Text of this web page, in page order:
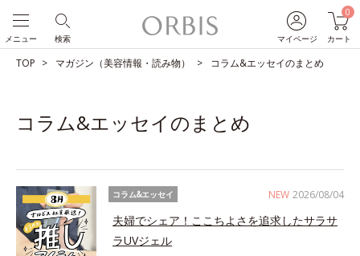
マイページ
0
カート
検索
メニュー
TOP マガジン（美容情報・読み物） コラム&エッセイのまとめ
コラム&エッセイのまとめ
NEW 2026/08/04
コラム&エッセイ
夫婦でシェア！ここちよさを追求したサラサ
ラUVジェル